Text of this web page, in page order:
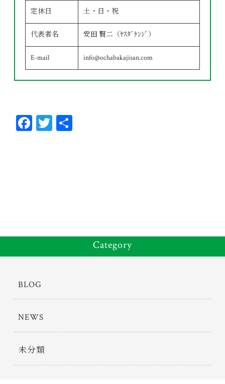
定休日 土・日・祝
代表者名 安田 賢二（ﾔｽﾀﾞｹﾝｼﾞ）
E-mail info@ochabakajisan.com
Fa T
Category
BLOG
NEWS
未分類